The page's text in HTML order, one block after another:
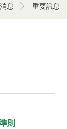
息 重要訊息
則